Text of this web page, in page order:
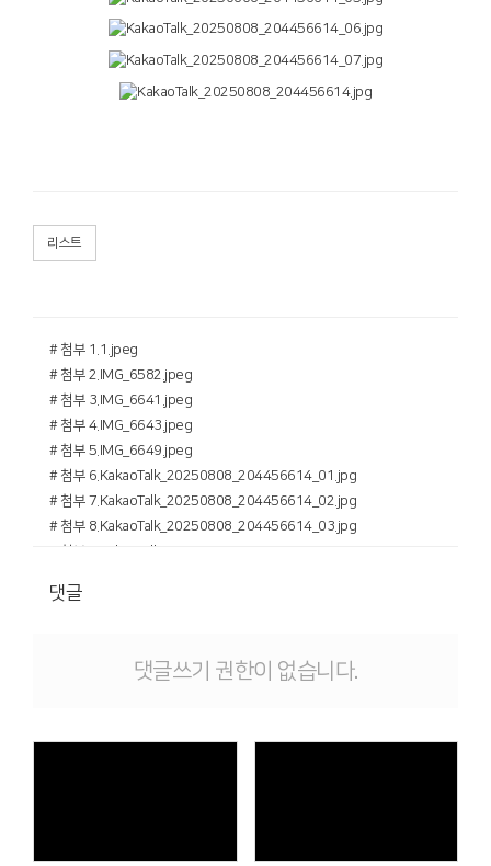
리스트
# 첨부 1.1.jpeg
# 첨부 2.IMG_6582.jpeg
# 첨부 3.IMG_6641.jpeg
# 첨부 4.IMG_6643.jpeg
# 첨부 5.IMG_6649.jpeg
# 첨부 6.KakaoTalk_20250808_204456614_01.jpg
# 첨부 7.KakaoTalk_20250808_204456614_02.jpg
# 첨부 8.KakaoTalk_20250808_204456614_03.jpg
# 첨부 9.KakaoTalk_20250808_204456614_04.jpg
# 첨부 11.KakaoTalk_20250808_204456614_06.jpg
# 첨부 14.1.jpeg
댓글
댓글쓰기 권한이 없습니다.